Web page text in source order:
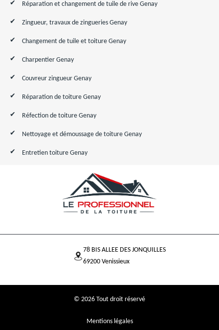
Réparation et changement de tuile de rive Genay
Zingueur, travaux de zingueries Genay
Changement de tuile et toiture Genay
Charpentier Genay
Couvreur zingueur Genay
Réparation de toiture Genay
Réfection de toiture Genay
Nettoyage et démoussage de toiture Genay
Entretien toiture Genay
78 BIS ALLEE DES JONQUILLES
69200 Venissieux
© 2026 Tout droit réservé
Mentions légales